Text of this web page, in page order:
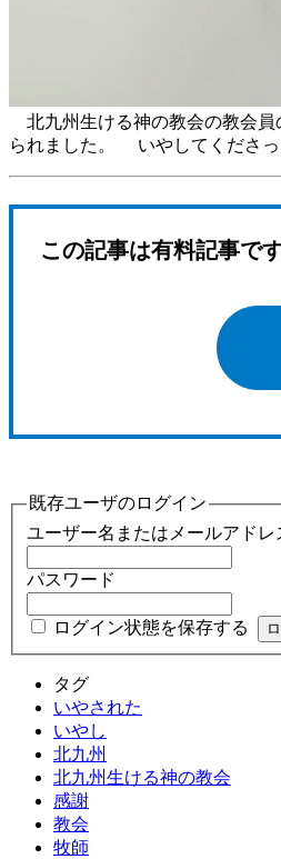
北九州生ける神の教会の教会員
られました。 いやしてくださ
この記事は有料記事です
既存ユーザのログイン
ユーザー名またはメールアドレ
パスワード
ログイン状態を保存する
タグ
いやされた
いやし
北九州
北九州生ける神の教会
感謝
教会
牧師